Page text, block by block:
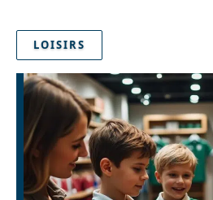
LOISIRS